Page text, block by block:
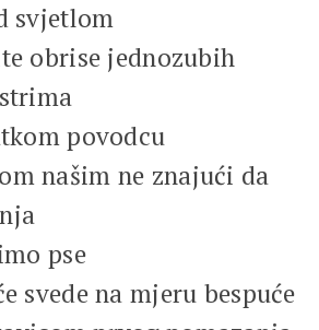
svjetlom
obrise jednozubih
povodcu
našim ne znajući da
pse
svede na mjeru bespuće